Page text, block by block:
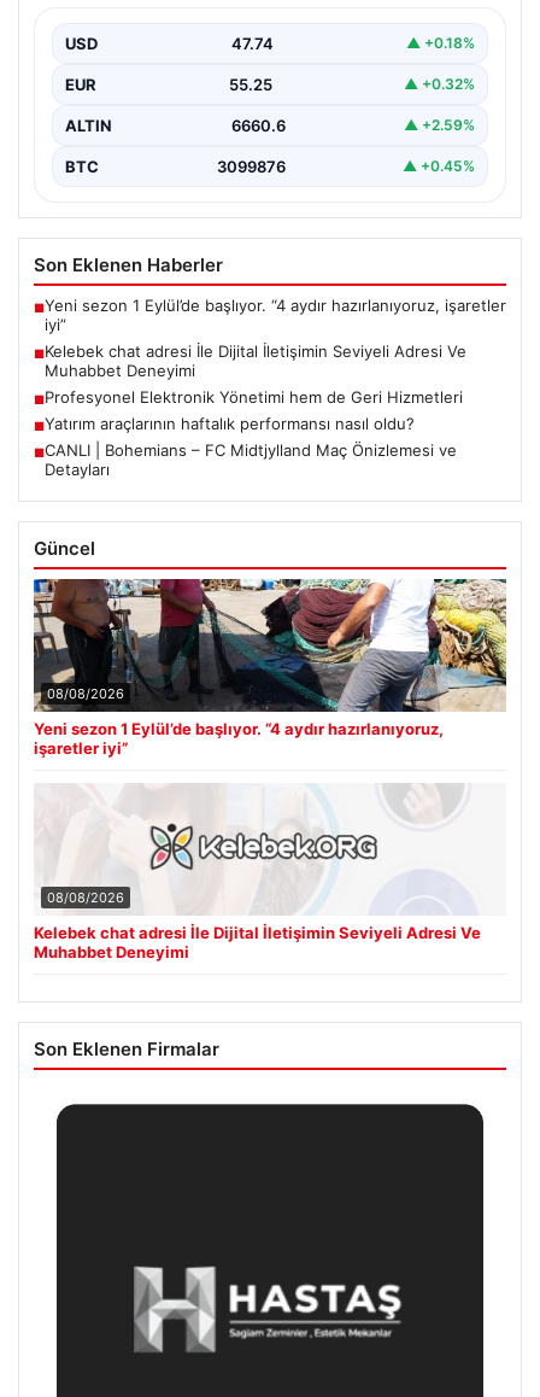
kurması ciddi bir hassasiyet barındırmaktadır. Halen
çeşitli…
USD 47.74 ▲ +0.18%
EUR 55.25 ▲ +0.32%
ALTIN 6660.6 ▲ +2.59%
BTC 3099876 ▲ +0.45%
Son Eklenen Haberler
■Yeni sezon 1 Eylül’de başlıyor. “4 aydır hazırlanıyoruz, işaretler
iyi”
■Kelebek chat adresi İle Dijital İletişimin Seviyeli Adresi Ve
Muhabbet Deneyimi
■Profesyonel Elektronik Yönetimi hem de Geri Hizmetleri
■Yatırım araçlarının haftalık performansı nasıl oldu?
■CANLI | Bohemians – FC Midtjylland Maç Önizlemesi ve
Detayları
Güncel
08/08/2026
Yeni sezon 1 Eylül’de başlıyor. “4 aydır hazırlanıyoruz,
işaretler iyi”
08/08/2026
Kelebek chat adresi İle Dijital İletişimin Seviyeli Adresi Ve
Muhabbet Deneyimi
Son Eklenen Firmalar